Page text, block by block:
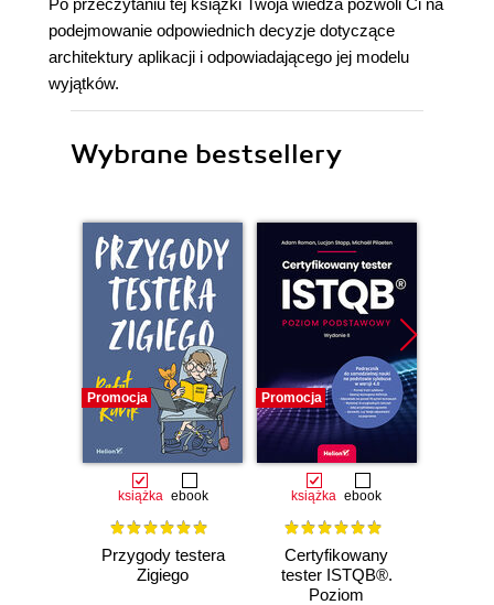
Po przeczytaniu tej książki Twoja wiedza pozwoli Ci na
podejmowanie odpowiednich decyzje dotyczące
architektury aplikacji i odpowiadającego jej modelu
wyjątków.
Wybrane bestsellery
Promocja
książka ebook
Przygody testera
Zigiego
Promocja
książka ebook
Certyfikowany
tester ISTQB®.
Poziom